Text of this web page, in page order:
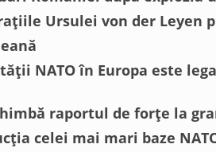
Ursulei von der Leyen
NATO în Europa este
raportul de forțe la
celei mai mari baze